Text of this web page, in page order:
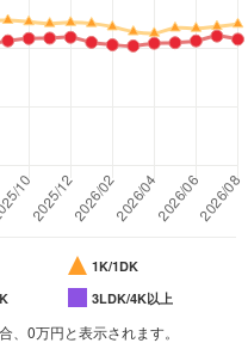
1K/1DK
3LDK/4K以上
、0万円と表示されます。